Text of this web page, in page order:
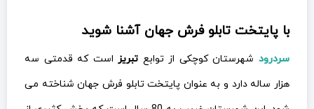
با پایتخت تابلو فرش جهان آشنا شوید
سردرودشهرستان کوچکی از توابع تبریزاست که قدمتی سه
هزار ساله دارد و به عنوان پایتخت تابلو فرش جهان شناخته می